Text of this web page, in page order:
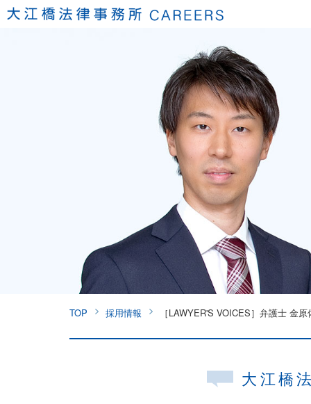
弁護士採用担
弁護士インタ
弁護士を支え
充実した成長
成長を支える
TOP 採用情報 ［LAWYER'S VOICES］弁護士 金原
大江橋